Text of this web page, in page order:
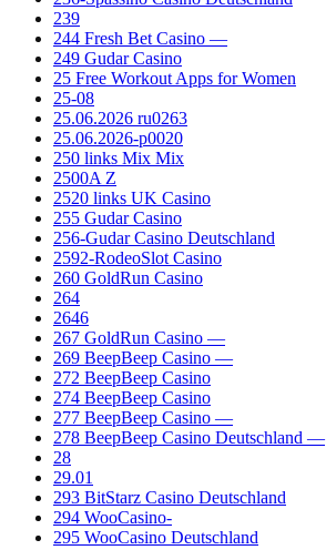
239
244 Fresh Bet Casino —
249 Gudar Casino
25 Free Workout Apps for Women
25-08
25.06.2026 ru0263
25.06.2026-p0020
250 links Mix Mix
2500A Z
2520 links UK Casino
255 Gudar Casino
256-Gudar Casino Deutschland
2592-RodeoSlot Casino
260 GoldRun Casino
264
2646
267 GoldRun Casino —
269 BeepBeep Casino —
272 BeepBeep Casino
274 BeepBeep Casino
277 BeepBeep Casino —
278 BeepBeep Casino Deutschland —
28
29.01
293 BitStarz Casino Deutschland
294 WooCasino-
295 WooCasino Deutschland